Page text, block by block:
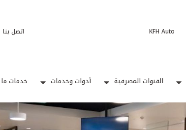
KFH Auto اتصل بنا
القنوات المصرفية أدوات وخدمات خدمات ما